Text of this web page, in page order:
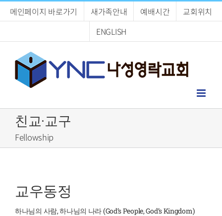
메인페이지 바로가기 새가족안내 예배시간
교회위치
ENGLISH
친교·교구
Fellowship
교우동정
하나님의 사람, 하나님의 나라 (God’s People, God’s Kingdom)